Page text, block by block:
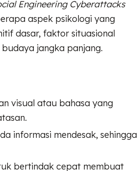
Engineering Cyberattacks
aspek psikologi yang
dasar, faktor situasional
jangka panjang.
visual atau bahasa yang
informasi mendesak, sehingga
bertindak cepat membuat